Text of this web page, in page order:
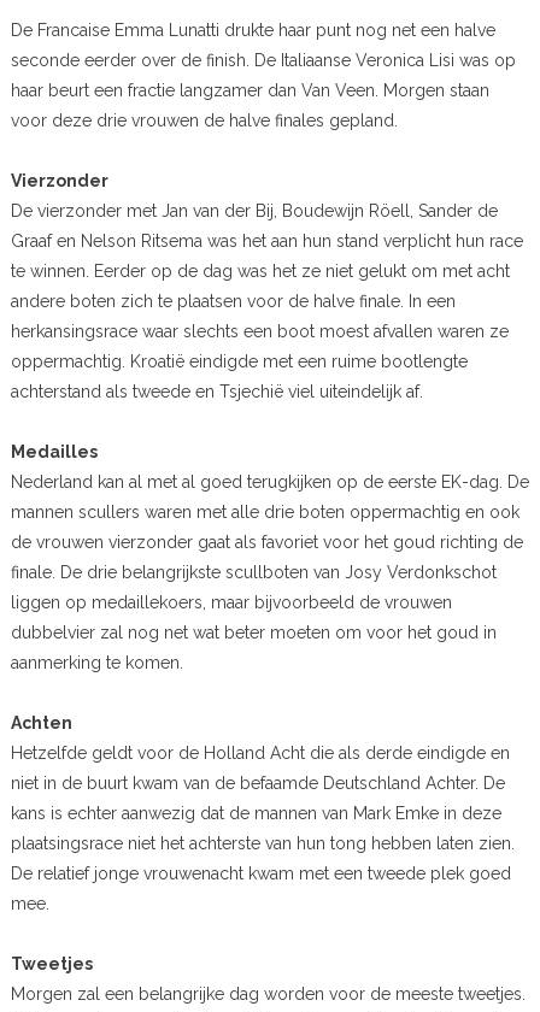
De Francaise Emma Lunatti drukte haar punt nog net een halve
seconde eerder over de finish. De Italiaanse Veronica Lisi was op
haar beurt een fractie langzamer dan Van Veen. Morgen staan
voor deze drie vrouwen de halve finales gepland.
Vierzonder
De vierzonder met Jan van der Bij, Boudewijn Röell, Sander de
Graaf en Nelson Ritsema was het aan hun stand verplicht hun race
te winnen. Eerder op de dag was het ze niet gelukt om met acht
andere boten zich te plaatsen voor de halve finale. In een
herkansingsrace waar slechts een boot moest afvallen waren ze
oppermachtig. Kroatië eindigde met een ruime bootlengte
achterstand als tweede en Tsjechië viel uiteindelijk af.
Medailles
Nederland kan al met al goed terugkijken op de eerste EK-dag. De
mannen scullers waren met alle drie boten oppermachtig en ook
de vrouwen vierzonder gaat als favoriet voor het goud richting de
finale. De drie belangrijkste scullboten van Josy Verdonkschot
liggen op medaillekoers, maar bijvoorbeeld de vrouwen
dubbelvier zal nog net wat beter moeten om voor het goud in
aanmerking te komen.
Achten
Hetzelfde geldt voor de Holland Acht die als derde eindigde en
niet in de buurt kwam van de befaamde Deutschland Achter. De
kans is echter aanwezig dat de mannen van Mark Emke in deze
plaatsingsrace niet het achterste van hun tong hebben laten zien.
De relatief jonge vrouwenacht kwam met een tweede plek goed
mee.
Tweetjes
Morgen zal een belangrijke dag worden voor de meeste tweetjes.